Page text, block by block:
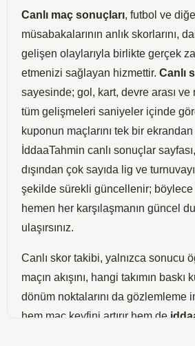
Canlı maç sonuçları, futbol ve
müsabakalarının anlık skorlarını,
gelişen olaylarıyla birlikte gerçek
etmenizi sağlayan hizmettir. Canlı
sayesinde; gol, kart, devre arası
tüm gelişmeleri saniyeler içinde
kuponun maçlarını tek bir
İddaaTahmin canlı sonuçlar
dışından çok sayıda lig ve
şekilde sürekli güncellenir;
hemen her karşılaşmanın güncel
ulaşırsınız.
Canlı skor takibi, yalnızca sonucu
maçın akışını, hangi takımın
dönüm noktalarını da gözlemleme
hem maç keyfini artırır hem de